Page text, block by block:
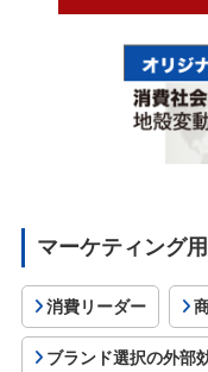
マーケティング
消費リーダー
ブランド選択の外部